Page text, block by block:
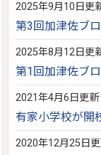
2025年9月10日更
第3回加津佐ブ
2025年8月12日更
第1回加津佐ブ
2021年4月6日更新
有家小学校が開
2020年12月25日